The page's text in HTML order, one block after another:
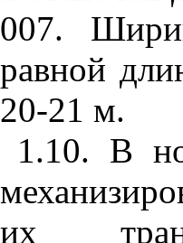
007.
равной
20-21 м.
1.10. В
их